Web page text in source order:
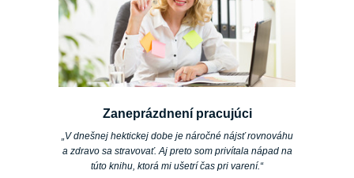
Zaneprázdnení pracujúci
„V dnešnej hektickej dobe je náročné nájsť rovnováhu
a zdravo sa stravovať. Aj preto som privítala nápad na
túto knihu, ktorá mi ušetrí čas pri varení.“